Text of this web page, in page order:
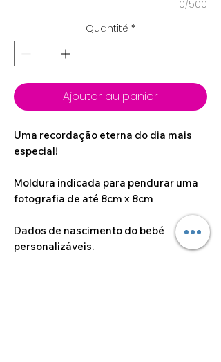
0/500
Quantité *
Ajouter au panier
Uma recordação eterna do dia mais
especial!
Moldura indicada para pendurar uma
fotografia de até 8cm x 8cm
Dados de nascimento do bebé
personalizáveis.